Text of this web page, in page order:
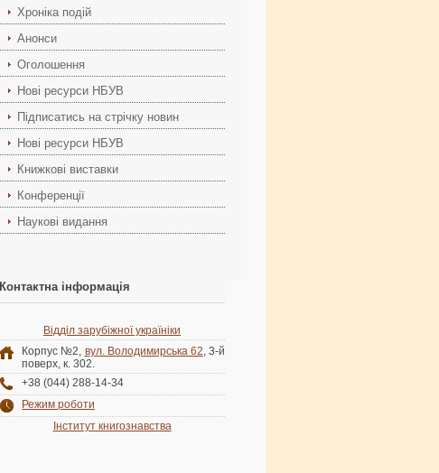
Хроніка подій
Анонси
Оголошення
Нові ресурси НБУВ
Підписатись на стрічку новин
Нові ресурси НБУВ
Книжкові виставки
Конференції
Наукові видання
Контактна інформація
Відділ зарубіжної україніки
Корпус №2, вул. Володимирська 62, 3-й
поверх, к. 302.
+38 (044) 288-14-34
Режим роботи
Інститут книгознавства